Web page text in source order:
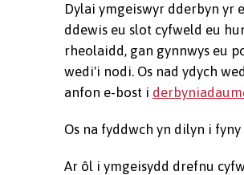
Dylai ymgeiswyr dderbyn yr
ddewis eu slot cyfweld eu
rheolaidd, gan gynnwys eu
wedi'i nodi. Os nad ydych
anfon e-bost i
Os na fyddwch yn dilyn i
Ar ôl i ymgeisydd drefnu